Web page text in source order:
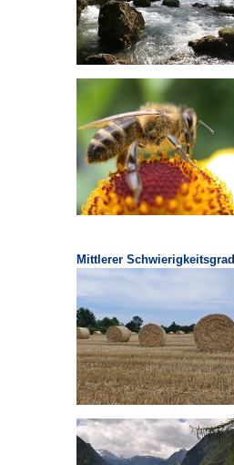
Mittlerer Schwierigkeitsgrad